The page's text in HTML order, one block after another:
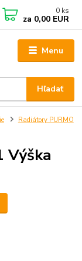
Menu
Hľadať
0 ks
za 0,00 EUR
Radiátory PURMO
Výška